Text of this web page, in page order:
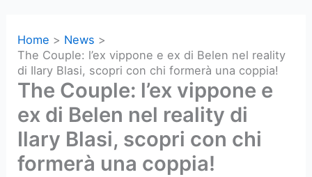
Home
News
The Couple: l’ex vippone e ex di Belen nel reality
di Ilary Blasi, scopri con chi formerà una coppia!
The Couple: l’ex vippone e
ex di Belen nel reality di
Ilary Blasi, scopri con chi
formerà una coppia!